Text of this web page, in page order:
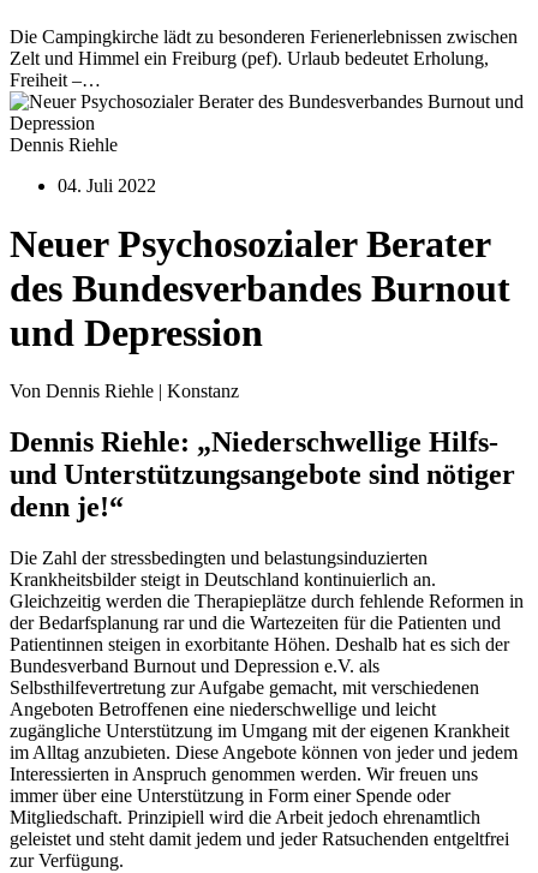
Die Campingkirche lädt zu besonderen Ferienerlebnissen zwischen
Zelt und Himmel ein Freiburg (pef). Urlaub bedeutet Erholung,
Freiheit –…
Dennis Riehle
04. Juli 2022
Neuer Psychosozialer Berater
des Bundesverbandes Burnout
und Depression
Von Dennis Riehle | Konstanz
Dennis Riehle: „Niederschwellige Hilfs-
und Unterstützungsangebote sind nötiger
denn je!“
Die Zahl der stressbedingten und belastungsinduzierten
Krankheitsbilder steigt in Deutschland kontinuierlich an.
Gleichzeitig werden die Therapieplätze durch fehlende Reformen in
der Bedarfsplanung rar und die Wartezeiten für die Patienten und
Patientinnen steigen in exorbitante Höhen. Deshalb hat es sich der
Bundesverband Burnout und Depression e.V. als
Selbsthilfevertretung zur Aufgabe gemacht, mit verschiedenen
Angeboten Betroffenen eine niederschwellige und leicht
zugängliche Unterstützung im Umgang mit der eigenen Krankheit
im Alltag anzubieten. Diese Angebote können von jeder und jedem
Interessierten in Anspruch genommen werden. Wir freuen uns
immer über eine Unterstützung in Form einer Spende oder
Mitgliedschaft. Prinzipiell wird die Arbeit jedoch ehrenamtlich
geleistet und steht damit jedem und jeder Ratsuchenden entgeltfrei
zur Verfügung.